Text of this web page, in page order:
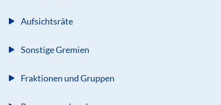
Aufsichtsräte
Sonstige Gremien
Fraktionen und Gruppen